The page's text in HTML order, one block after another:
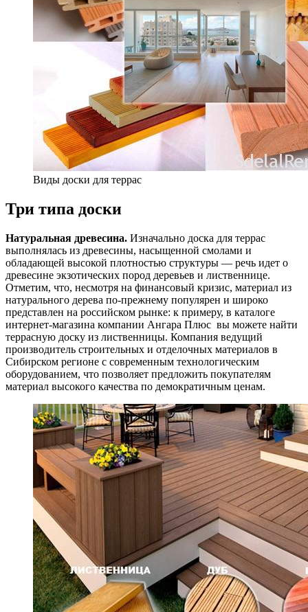
Виды доски для террас
Три типа доски
Натуральная древесина. Изначально доска для террас
выполнялась из древесины, насыщенной смолами и
обладающей высокой плотностью структуры — речь идет о
древесине экзотических пород деревьев и лиственнице.
Отметим, что, несмотря на финансовый кризис, материал из
натурального дерева по-прежнему популярен и широко
представлен на российском рынке: к примеру, в каталоге
интернет-магазина компании Ангара Плюс вы можете найти
террасную доску из лиственницы. Компания ведущий
производитель строительных и отделочных материалов в
Сибирском регионе с современным технологическим
оборудованием, что позволяет предложить покупателям
материал высокого качества по демократичным ценам.